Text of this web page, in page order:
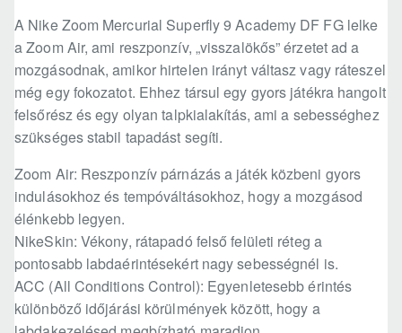
A Nike Zoom Mercurial Superfly 9 Academy DF FG lelke
a Zoom Air, ami reszponzív, „visszalökős” érzetet ad a
mozgásodnak, amikor hirtelen irányt váltasz vagy ráteszel
még egy fokozatot. Ehhez társul egy gyors játékra hangolt
felsőrész és egy olyan talpkialakítás, ami a sebességhez
szükséges stabil tapadást segíti.
Zoom Air: Reszponzív párnázás a játék közbeni gyors
indulásokhoz és tempóváltásokhoz, hogy a mozgásod
élénkebb legyen.
NikeSkin: Vékony, rátapadó felső felületi réteg a
pontosabb labdaérintésekért nagy sebességnél is.
ACC (All Conditions Control): Egyenletesebb érintés
különböző időjárási körülmények között, hogy a